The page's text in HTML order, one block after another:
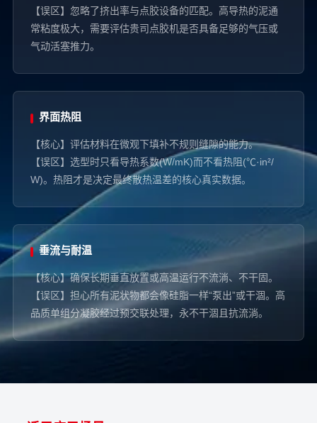
【误区】忽略了挤出率与点胶设备的匹配。高导热的泥通
常粘度极大，需要评估贵司点胶机是否具备足够的气压或
气动活塞推力。
界面热阻
【核心】评估材料在微观下填补不规则缝隙的能力。
【误区】选型时只看导热系数(W/mK)而不看热阻(℃·in²/
W)。热阻才是决定最终散热温差的核心真实数据。
垂流与耐温
【核心】确保长期垂直放置或高温运行不流淌、不干固。
【误区】担心所有泥状物都会像硅脂一样“泵出”或干涸。高
品质单组分凝胶经过预交联处理，永不干涸且抗流淌。